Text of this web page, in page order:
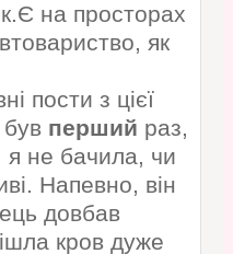
на просторах
як
пости з цієї
перший раз,
я не бачила, чи
Напевно, він
довбав
кров дуже